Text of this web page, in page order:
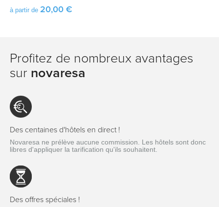
à partir de 20,00 €
Profitez de nombreux avantages
sur novaresa
Des centaines d'hôtels en direct !
Novaresa ne prélève aucune commission. Les hôtels sont donc
libres d'appliquer la tarification qu'ils souhaitent.
Des offres spéciales !